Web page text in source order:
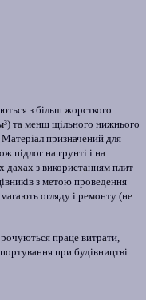
з більш жорсткого
та менш щільного нижнього
призначений для
підлог на грунті і на
дахах з використанням плит
з метою проведення
огляду і ремонту (не
праце витрати,
при будівництві.